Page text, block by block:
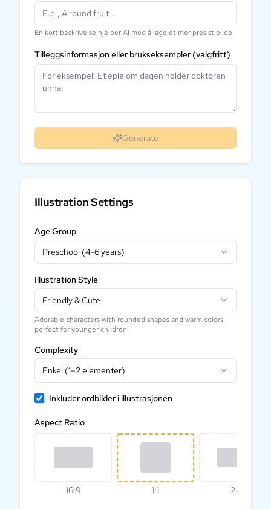
En kort beskrivelse hjelper AI med å lage et mer presist bilde.
Tilleggsinformasjon eller brukseksempler (valgfritt)
Generate
Illustration Settings
Age Group
Preschool (4-6 years)
Illustration Style
Friendly & Cute
Adorable characters with rounded shapes and warm colors,
perfect for younger children
Complexity
Enkel (1–2 elementer)
Inkluder ordbilder i illustrasjonen
Aspect Ratio
16:9 1:1 21:9